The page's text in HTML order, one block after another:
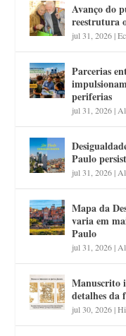
Avanço do
reestrutura
jul 31, 2026|
Parcerias
periferias
jul 31, 2026|
Paulo
jul 31, 2026|
Mapa da
varia em
Paulo
jul 31, 2026|
Manuscrito
detalhes da
jul 30, 2026|